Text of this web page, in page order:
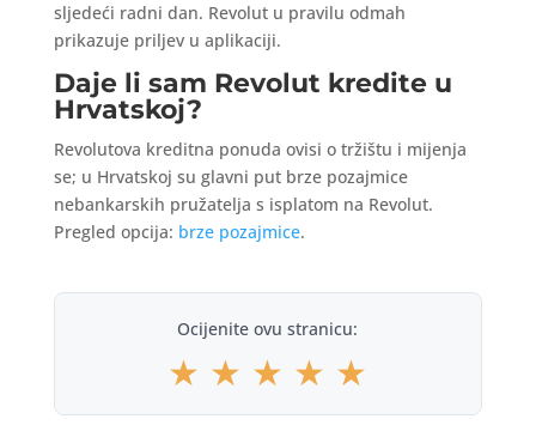
sljedeći radni dan. Revolut u pravilu odmah
prikazuje priljev u aplikaciji.
Daje li sam Revolut kredite u
Hrvatskoj?
Revolutova kreditna ponuda ovisi o tržištu i mijenja
se; u Hrvatskoj su glavni put brze pozajmice
nebankarskih pružatelja s isplatom na Revolut.
Pregled opcija: brze pozajmice.
Ocijenite ovu stranicu:
★ ★ ★ ★ ★